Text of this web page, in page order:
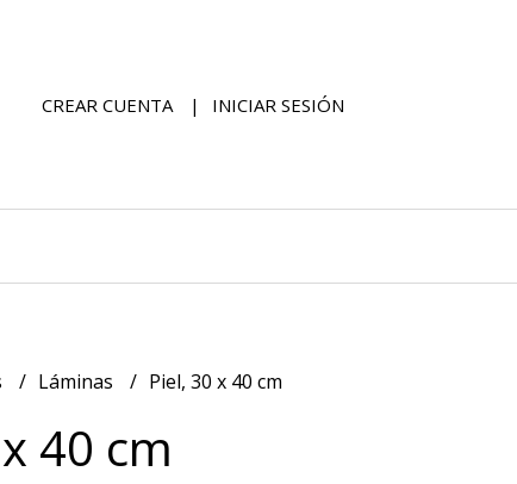
CREAR CUENTA INICIAR SESIÓN
Láminas Piel, 30 x 40 cm
40 cm